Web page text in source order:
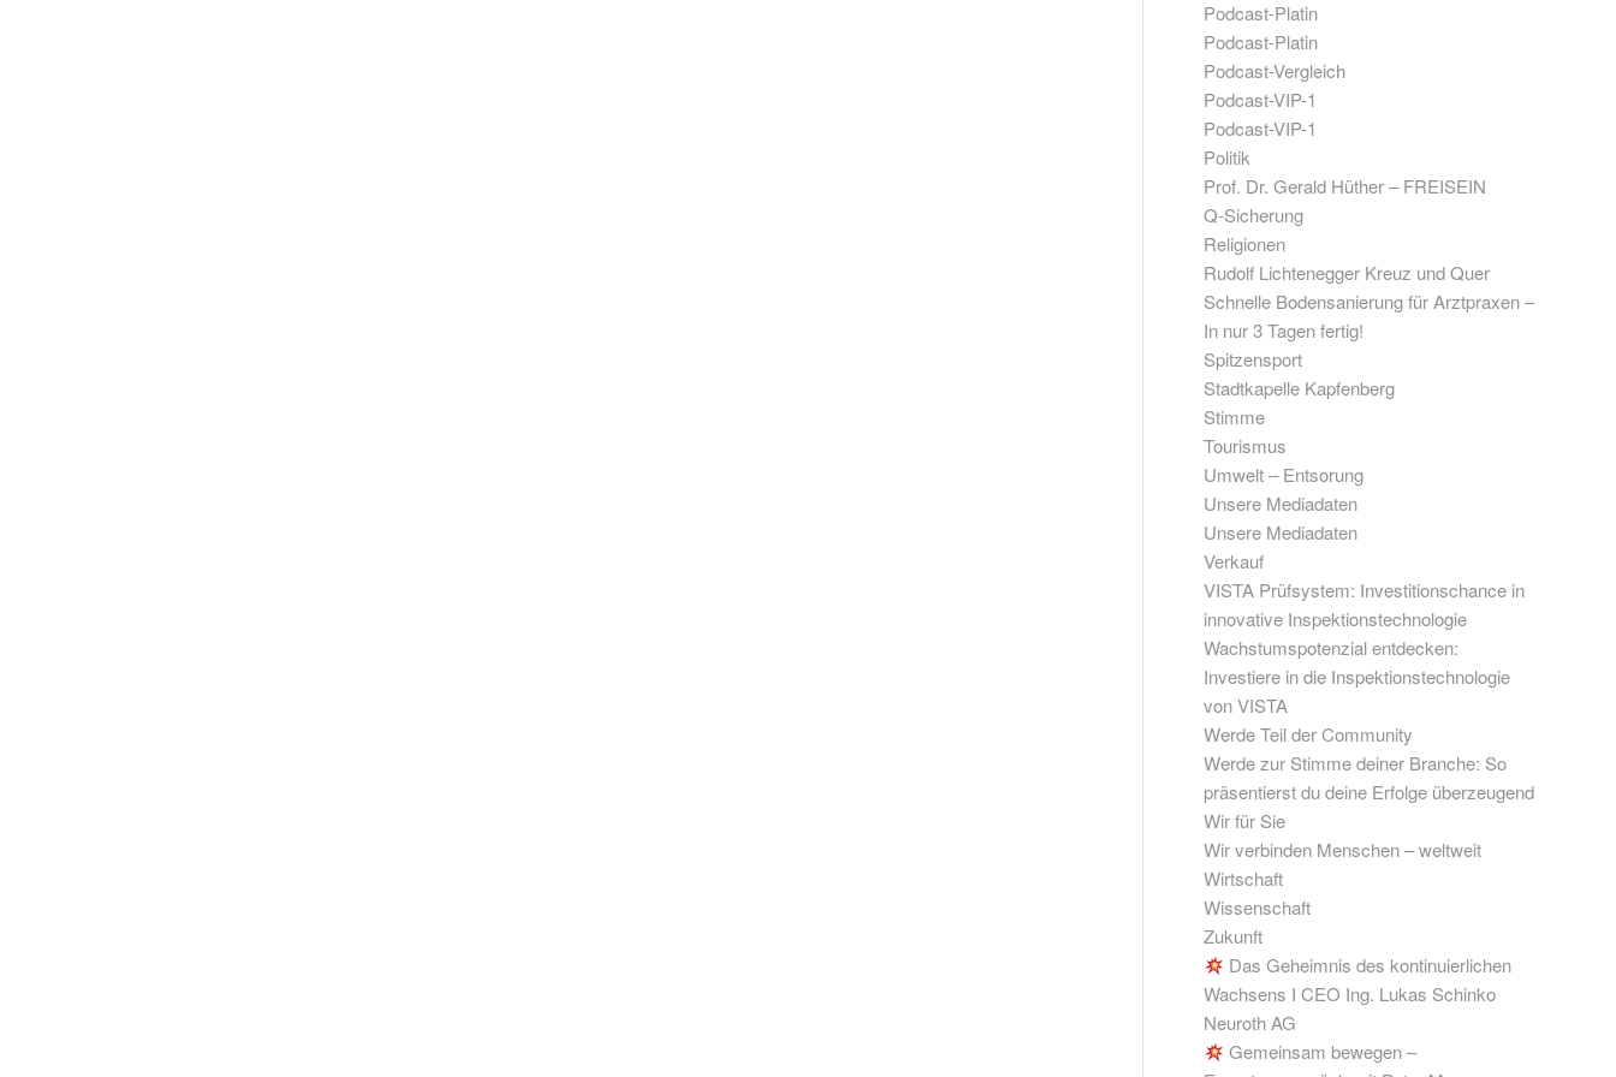
Podcast-Platin
Podcast-Platin
Podcast-Vergleich
Podcast-VIP-1
Podcast-VIP-1
Politik
Prof. Dr. Gerald Hüther – FREISEIN
Q-Sicherung
Religionen
Rudolf Lichtenegger Kreuz und Quer
Schnelle Bodensanierung für Arztpraxen –
In nur 3 Tagen fertig!
Spitzensport
Stadtkapelle Kapfenberg
Stimme
Tourismus
Umwelt – Entsorung
Unsere Mediadaten
Unsere Mediadaten
Verkauf
VISTA Prüfsystem: Investitionschance in
innovative Inspektionstechnologie
Wachstumspotenzial entdecken:
Investiere in die Inspektionstechnologie
von VISTA
Werde Teil der Community
Werde zur Stimme deiner Branche: So
präsentierst du deine Erfolge überzeugend
Wir für Sie
Wir verbinden Menschen – weltweit
Wirtschaft
Wissenschaft
Zukunft
Das Geheimnis des kontinuierlichen
Wachsens I CEO Ing. Lukas Schinko
Neuroth AG
Gemeinsam bewegen –